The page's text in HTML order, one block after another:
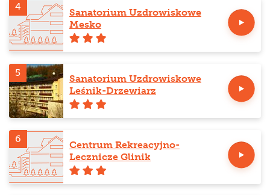
4
Sanatorium Uzdrowiskowe
Mesko
5
Sanatorium Uzdrowiskowe
Leśnik-Drzewiarz
6
Centrum Rekreacyjno-
Lecznicze Glinik